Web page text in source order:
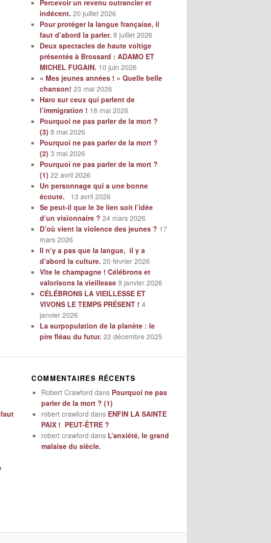
Percevoir un revenu outrancier et
indécent. 20 juillet 2026
Pour protéger la langue française, il
faut d’abord la parler. 8 juillet 2026
Deux spectacles de haute voltige
présentés à Brossard : ADAMO ET
MICHEL FUGAIN. 10 juin 2026
« Mes jeunes années ! » Quelle belle
chanson! 23 mai 2026
Haro sur ceux qui parlent de
l’immigration ! 18 mai 2026
Pourquoi ne pas parler de la mort ?
(3) 8 mai 2026
Pourquoi ne pas parler de la mort ?
(2) 3 mai 2026
Pourquoi ne pas parler de la mort ?
(1) 22 avril 2026
Un personnage qui a une bonne
écoute.
13 avril 2026
Se peut-il que le 3e lien soit l’idée
d’un visionnaire ? 24 mars 2026
D’où vient la violence des jeunes ? 17
mars 2026
Il n’y a pas que la langue, il y a
d’abord la culture. 20 février 2026
Vite le champagne ! Célébrons et
valorisons la vieillesse 9 janvier 2026
CÉLÉBRONS LA VIEILLESSE ET
VIVONS LE TEMPS PRÉSENT ! 4
janvier 2026
La surpopulation de la planète : le
pire fléau du futur. 22 décembre 2025
COMMENTAIRES RÉCENTS
Robert Crawford dans Pourquoi ne pas
parler de la mort ? (1)
robert crawford dans ENFIN LA SAINTE
PAIX ! PEUT-ÊTRE ?
robert crawford dans L’anxiété, le grand
malaise du siècle.